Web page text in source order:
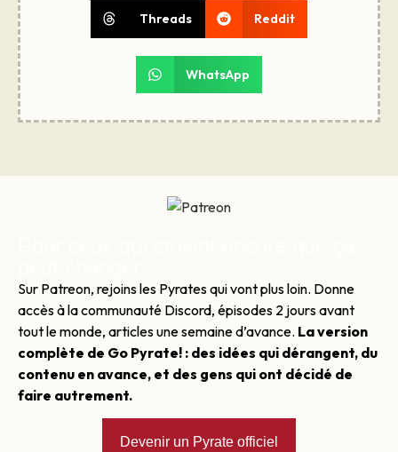
Threads Reddit
WhatsApp
Sur Patreon, rejoins les Pyrates qui vont plus loin. Donne
accès à la communauté Discord, épisodes 2 jours avant
tout le monde, articles une semaine d’avance. La version
complète de Go Pyrate! : des idées qui dérangent, du
contenu en avance, et des gens qui ont décidé de
faire autrement.
Devenir un Pyrate officiel